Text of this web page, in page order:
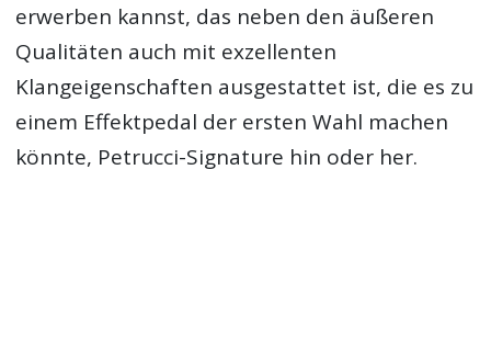
erwerben kannst, das neben den äußeren
Qualitäten auch mit exzellenten
Klangeigenschaften ausgestattet ist, die es zu
einem Effektpedal der ersten Wahl machen
könnte, Petrucci-Signature hin oder her.